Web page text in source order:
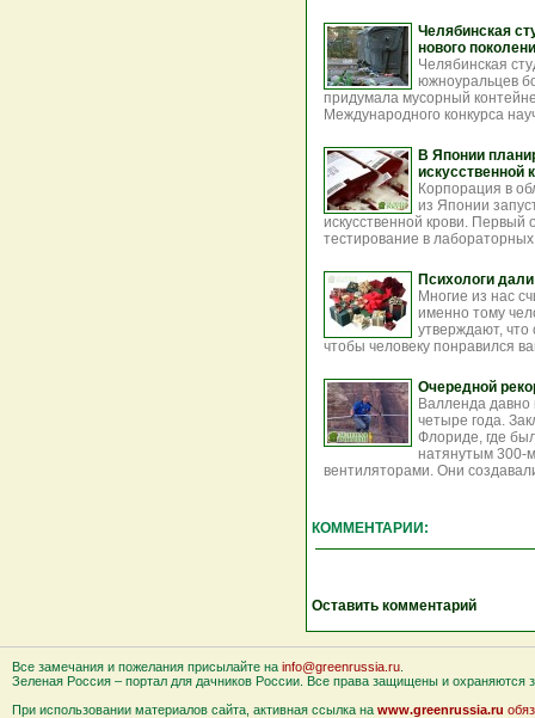
Челябинская
нового
Челябинская
южноуральцев
придумала мусорный
Международного конкурса
В Японии
искусственной
Корпорация в
из Японии
искусственной крови.
тестирование в
Психологи
Многие из нас
именно тому
утверждают, что
чтобы человеку понравился
Очередной
Валленда давно
четыре года.
Флориде, где
натянутым 300-
вентиляторами. Они
КОММЕНТАРИИ:
Оставить комментарий
Все замечания и пожелания присылайте на info@greenrussia.ru
Зеленая Россия – портал для дачников России. Все права защищены и охраняются
При использовании материалов сайта, активная ссылка на www.greenrussia.ru